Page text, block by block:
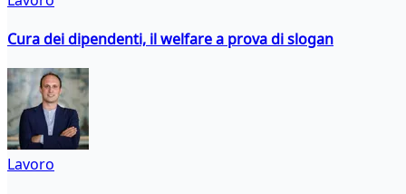
Cura dei dipendenti, il welfare a prova di slogan
Lavoro